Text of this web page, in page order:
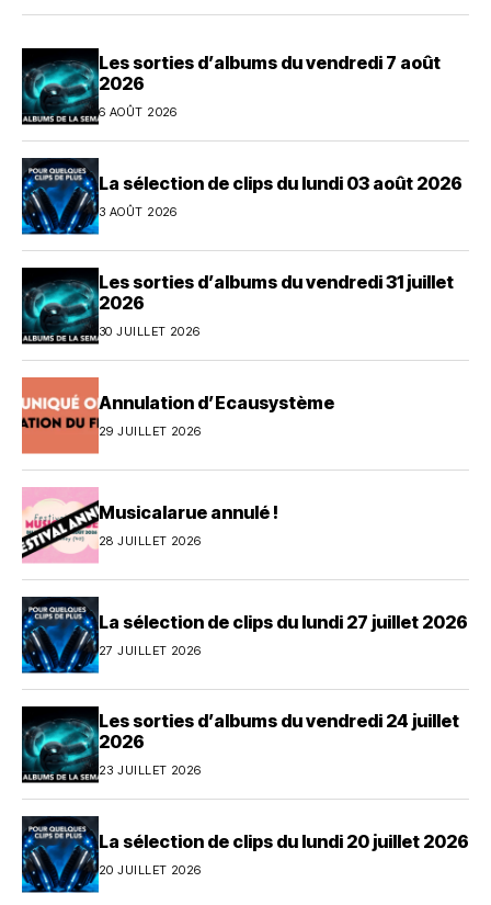
Les sorties d’albums du vendredi 7 août
2026
6 AOÛT 2026
La sélection de clips du lundi 03 août 2026
3 AOÛT 2026
Les sorties d’albums du vendredi 31 juillet
2026
30 JUILLET 2026
Annulation d’Ecausystème
29 JUILLET 2026
Musicalarue annulé !
28 JUILLET 2026
La sélection de clips du lundi 27 juillet 2026
27 JUILLET 2026
Les sorties d’albums du vendredi 24 juillet
2026
23 JUILLET 2026
La sélection de clips du lundi 20 juillet 2026
20 JUILLET 2026